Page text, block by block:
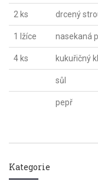
2 ks drcený
1 lžíce nasekaná
4 ks kukuřičný
sůl
pepř
Kategorie